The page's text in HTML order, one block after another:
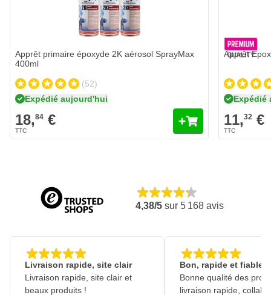
Ajouter au panier
Apprêt primaire époxyde 2K aérosol SprayMax
400ml
(52)
Expédié aujourd'hui
18,84 €
Apprêt
Expédié
11,32 €
4,38/5 sur 5 168 avis
Livraison rapide, site clair
Livraison rapide, site clair et
beaux produits !
Bon, rapide et fiable
Bonne qualité des
livraison rapide,